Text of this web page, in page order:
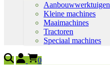
Aanbouwwerktuigen
Kleine machines
Maaimachines
Tractoren
Speciaal machines
0